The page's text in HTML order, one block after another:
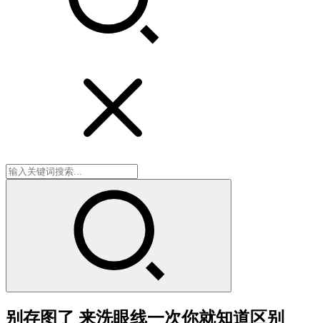
别存图了 来洗眼线一次你就知道区别